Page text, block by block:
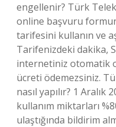
engellenir? Türk
online başvuru
tarifesini kullanın ve
Tarifenizdeki dakika,
internetiniz otomatik
ücreti ödemezsiniz.
nasıl yapılır? 1
kullanım miktarları
ulaştığında bildirim